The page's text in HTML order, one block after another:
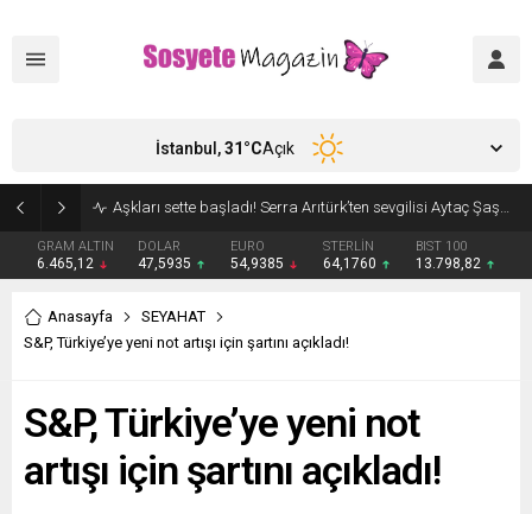
Aşkları sette başladı! Serra Arıtürk’ten sevgilisi Aytaç Şaşmaz’a romantik kutlama
GRAM ALTIN
6.465,12
DOLAR
47,5935
EURO
54,9385
STERLİN
64,1760
BIST 100
13.798,82
İstanbul,31°CAçık
Anasayfa
SEYAHAT
S&P, Türkiye’ye yeni not artışı için şartını açıkladı!
S&P, Türkiye’ye yeni not
artışı için şartını açıkladı!